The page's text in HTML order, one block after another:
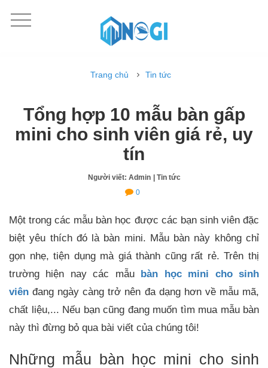
Trang chủ Tin tức
Tổng hợp 10 mẫu bàn gấp
mini cho sinh viên giá rẻ, uy
tín
Người viết: Admin
| Tin tức
0
Một trong các mẫu bàn học được các bạn sinh viên đặc
biệt yêu thích đó là bàn mini. Mẫu bàn này không chỉ
gọn nhẹ, tiện dụng mà giá thành cũng rất rẻ. Trên thị
trường hiện nay các mẫu bàn học mini cho sinh
viên đang ngày càng trở nên đa dạng hơn về mẫu mã,
chất liệu,... Nếu bạn cũng đang muốn tìm mua mẫu bàn
này thì đừng bỏ qua bài viết của chúng tôi!
Những mẫu bàn học mini cho sinh